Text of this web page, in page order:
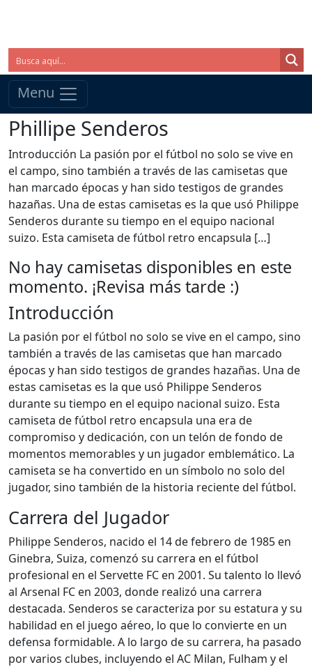
Menu
Phillipe Senderos
Introducción La pasión por el fútbol no solo se vive en
el campo, sino también a través de las camisetas que
han marcado épocas y han sido testigos de grandes
hazañas. Una de estas camisetas es la que usó Philippe
Senderos durante su tiempo en el equipo nacional
suizo. Esta camiseta de fútbol retro encapsula […]
No hay camisetas disponibles en este
momento. ¡Revisa más tarde :)
Introducción
La pasión por el fútbol no solo se vive en el campo, sino
también a través de las camisetas que han marcado
épocas y han sido testigos de grandes hazañas. Una de
estas camisetas es la que usó Philippe Senderos
durante su tiempo en el equipo nacional suizo. Esta
camiseta de fútbol retro encapsula una era de
compromiso y dedicación, con un telón de fondo de
momentos memorables y un jugador emblemático. La
camiseta se ha convertido en un símbolo no solo del
jugador, sino también de la historia reciente del fútbol.
Carrera del Jugador
Philippe Senderos, nacido el 14 de febrero de 1985 en
Ginebra, Suiza, comenzó su carrera en el fútbol
profesional en el Servette FC en 2001. Su talento lo llevó
al Arsenal FC en 2003, donde realizó una carrera
destacada. Senderos se caracteriza por su estatura y su
habilidad en el juego aéreo, lo que lo convierte en un
defensa formidable. A lo largo de su carrera, ha pasado
por varios clubes, incluyendo el AC Milan, Fulham y el